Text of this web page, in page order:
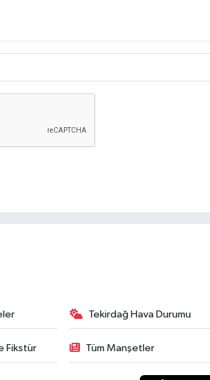
Tekirdağ Hava Durumu
Fikstür Tüm Manşetler